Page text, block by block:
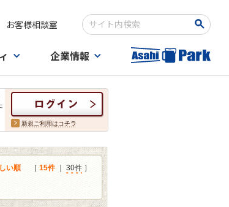
お客様相談室
検索キーワード入力
企業情報
新規ご利用はコチラ
い順 ［ 15件｜ 30件 ］